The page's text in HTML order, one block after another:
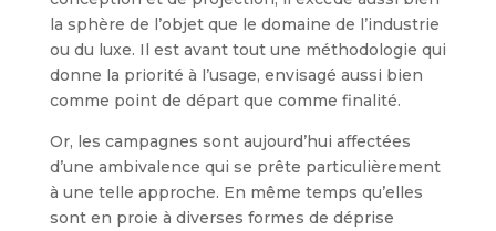
la sphère de l’objet que le domaine de l’industrie
ou du luxe. Il est avant tout une méthodologie qui
donne la priorité à l’usage, envisagé aussi bien
comme point de départ que comme finalité.
Or, les campagnes sont aujourd’hui affectées
d’une ambivalence qui se prête particulièrement
à une telle approche. En même temps qu’elles
sont en proie à diverses formes de déprise